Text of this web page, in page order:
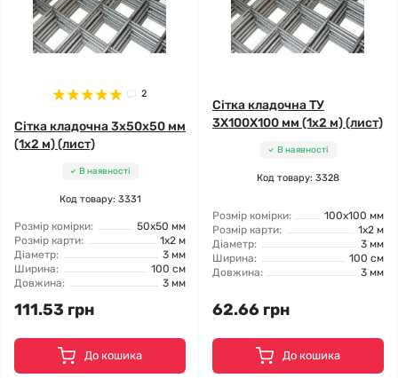
2
Сітка кладочна 3x50x50 мм
(1x2 м) (лист)
В наявності
Код товару: 3331
Розмір комірки:
50x50 мм
Розмір карти:
1x2 м
Діаметр:
3 мм
Ширина:
100 см
Довжина:
3 мм
111.53 грн
До кошика
Сітка кладочна ТУ
3X100X100 мм (1x2 м) (лист)
В наявності
Код товару: 3328
Розмір комірки:
100x100 мм
Розмір карти:
1x2 м
Діаметр:
3 мм
Ширина:
100 см
Довжина:
3 мм
62.66 грн
До кошика